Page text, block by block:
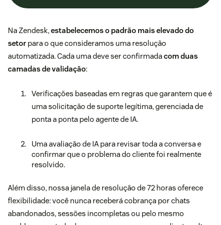
Na Zendesk,estabelecemos o padrão mais elevado do
setor para o que consideramos uma resolução
automatizada. Cada uma deve ser confirmadacom duas
camadas de validação:
Verificações baseadas em regras que garantem que é
uma solicitação de suporte legítima, gerenciada de
ponta a ponta pelo agente de IA.
Uma avaliação de IA para revisar toda a conversa e
confirmar que o problema do cliente foi realmente
resolvido.
Além disso, nossa janela de resolução de 72 horas oferece
flexibilidade: você nunca receberá cobrança por chats
abandonados, sessões incompletas ou pelo mesmo